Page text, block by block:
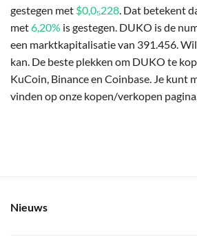
gestegen met $0,0₅228. Dat betekent
met6,20% is gestegen. DUKO is de
een marktkapitalisatie van 391.456.
kan. De beste plekken om DUKO te
KuCoin, Binance en Coinbase. Je kunt
vinden op onze kopen/verkopen
Nieuws